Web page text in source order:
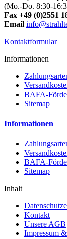
(Mo.-Do. 8:30-
Fax +49 (0)2551
Email
Kontaktformular
Informationen
BAFA-
Sitemap
Informationen
BAFA-
Sitemap
Inhalt
Kontakt
Unsere AGB
Impressum